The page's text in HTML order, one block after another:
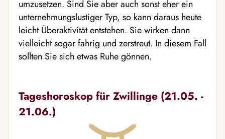
umzusetzen. Sind Sie aber auch sonst eher ein
unternehmungslustiger Typ, so kann daraus heute
leicht Überaktivität entstehen. Sie wirken dann
vielleicht sogar fahrig und zerstreut. In diesem Fall
sollten Sie sich etwas Ruhe gönnen.
Tageshoroskop für Zwillinge (21.05. -
21.06.)